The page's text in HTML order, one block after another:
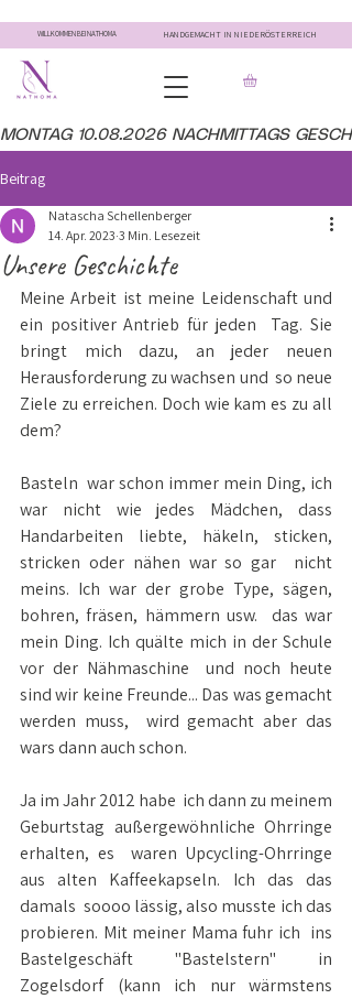
WILLKOMMEN BEI NATHOMA HANDGEMACHT IN NIEDERÖSTERREICH
MONTAG 10.08.2026 NACHMITTAGS
Beitrag
Unsere Geschichte
Natascha Schellenberger
14. Apr. 2023 3 Min. Lesezeit
Meine Arbeit ist meine Leidenschaft und
ein positiver Antrieb für jeden  Tag. Sie
bringt mich dazu, an jeder neuen
Herausforderung zu wachsen und  so neue
Ziele zu erreichen. Doch wie kam es zu all
dem?
Basteln  war schon immer mein Ding, ich
war nicht wie jedes Mädchen, dass
Handarbeiten liebte, häkeln, sticken,
stricken oder nähen war so gar  nicht
meins. Ich war der grobe Type, sägen,
bohren, fräsen, hämmern usw.  das war
mein Ding. Ich quälte mich in der Schule
vor der Nähmaschine  und noch heute
sind wir keine Freunde... Das was gemacht
werden muss,  wird gemacht aber das
wars dann auch schon.
Ja im Jahr 2012 habe  ich dann zu meinem
Geburtstag außergewöhnliche Ohrringe
erhalten, es  waren Upcycling-Ohrringe
aus alten Kaffeekapseln. Ich das das
damals  soooo lässig, also musste ich das
probieren. Mit meiner Mama fuhr ich  ins
Bastelgeschäft "Bastelstern" in
Zogelsdorf (kann ich nur wärmstens